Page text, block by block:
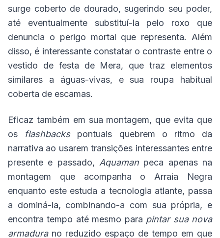
surge coberto de dourado, sugerindo seu poder,
até eventualmente substituí-la pelo roxo que
denuncia o perigo mortal que representa. Além
disso, é interessante constatar o contraste entre o
vestido de festa de Mera, que traz elementos
similares a águas-vivas, e sua roupa habitual
coberta de escamas.
Eficaz também em sua montagem, que evita que
os flashbackspontuais quebrem o ritmo da
narrativa ao usarem transições interessantes entre
presente e passado, Aquaman peca apenas na
montagem que acompanha o Arraia Negra
enquanto este estuda a tecnologia atlante, passa
a dominá-la, combinando-a com sua própria, e
encontra tempo até mesmo para pintar sua nova
armadurano reduzido espaço de tempo em que